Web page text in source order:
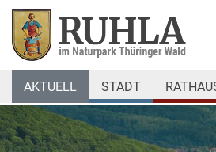
AKTUELL STADT